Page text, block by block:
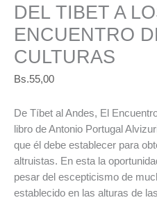
DEL TIBET A
ENCUENTRO
CULTURAS
Bs.55,00
De Tíbet al Andes, El
libro de Antonio Portugal
que él debe establecer para
altruistas. En esta la
pesar del escepticismo de
establecido en las alturas de